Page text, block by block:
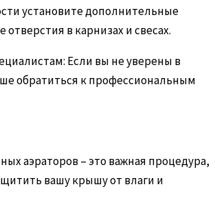
установите дополнительные
в карнизах и свесах.
Если вы не уверены в
обратиться к профессиональным
аэраторов – это важная процедура,
вашу крышу от влаги и